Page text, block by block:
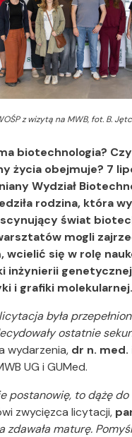
z wizytą na MWB, fot. B.
biotechnologia?
życia obejmuje? 7
Wydział
rodzina, która
świat
mogli
wcielić się w rolę
inżynierii
i grafiki molekularnej.
była
ostatnie
wydarzenia, dr n. med.
UG i GUMed.
postanowię, to dążę
zwycięzca licytacji,
zdawała maturę.